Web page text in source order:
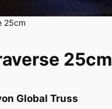
25cm
25cm
Global Truss